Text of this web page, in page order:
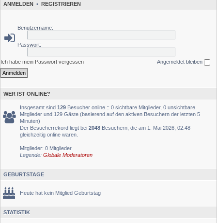
ANMELDEN • REGISTRIEREN
Benutzername:
Passwort:
Ich habe mein Passwort vergessen Angemeldet bleiben
WER IST ONLINE?
Insgesamt sind 129 Besucher online :: 0 sichtbare Mitglieder, 0 unsichtbare
Mitglieder und 129 Gäste (basierend auf den aktiven Besuchern der letzten 5
Minuten)
Der Besucherrekord liegt bei 2048 Besuchern, die am 1. Mai 2026, 02:48
gleichzeitig online waren.
Mitglieder: 0 Mitglieder
Legende: Globale Moderatoren
GEBURTSTAGE
Heute hat kein Mitglied Geburtstag
STATISTIK